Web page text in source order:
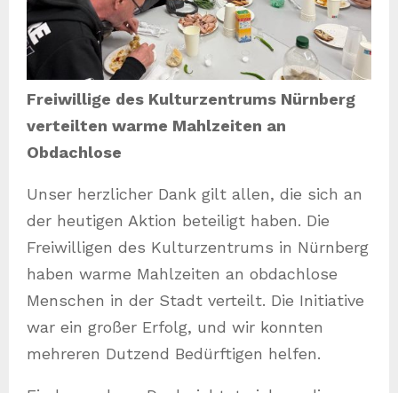
Freiwillige des Kulturzentrums Nürnberg
verteilten warme Mahlzeiten an
Obdachlose
Unser herzlicher Dank gilt allen, die sich an
der heutigen Aktion beteiligt haben. Die
Freiwilligen des Kulturzentrums in Nürnberg
haben warme Mahlzeiten an obdachlose
Menschen in der Stadt verteilt. Die Initiative
war ein großer Erfolg, und wir konnten
mehreren Dutzend Bedürftigen helfen.